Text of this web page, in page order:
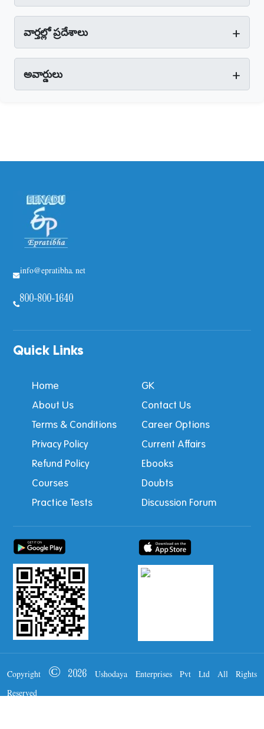
వార్తల్లో ప్రదేశాలు +
అవార్డులు +
info@epratibha.net
800-800-1640
Quick Links
Home
GK
About Us
Contact Us
Terms & Conditions
Career Options
Privacy Policy
Current Affairs
Refund Policy
Ebooks
Courses
Doubts
Practice Tests
Discussion Forum
Copyright © 2026 Ushodaya Enterprises Pvt Ltd All Rights
Reserved